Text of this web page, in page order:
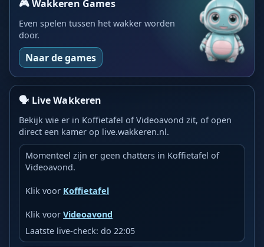
🎮 Wakkeren Games
Even spelen tussen het wakker worden
door.
Naar de games
🗣️ Live Wakkeren
Bekijk wie er in Koffietafel of Videoavond zit, of open
direct een kamer op live.wakkeren.nl.
Momenteel zijn er geen chatters in Koffietafel of
Videoavond.
Klik voor Koffietafel
Klik voorVideoavond
Laatste live-check: do 22:05